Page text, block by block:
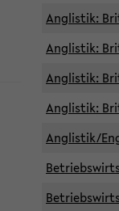
Anglistik:
Anglistik:
Anglistik:
Anglistik:
Anglistik/